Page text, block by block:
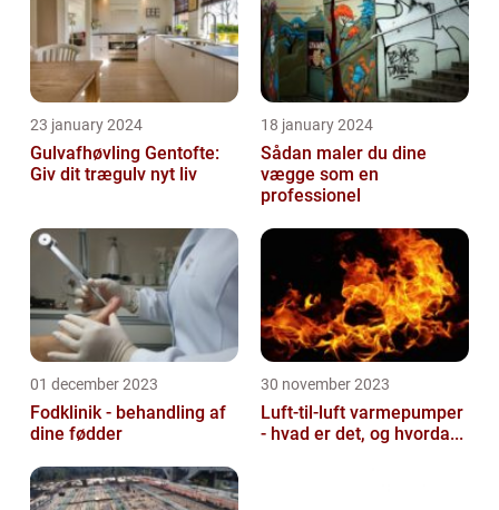
23 january 2024
Gulvafhøvling Gentofte:
Giv dit trægulv nyt liv
18 january 2024
Sådan maler du dine
vægge som en
professionel
01 december 2023
Fodklinik - behandling af
dine fødder
30 november 2023
Luft-til-luft varmepumper
- hvad er det, og hvorda...